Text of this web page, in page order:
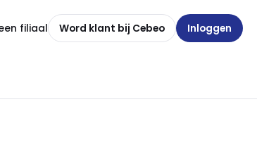
filiaal Word klant bij Cebeo Inloggen